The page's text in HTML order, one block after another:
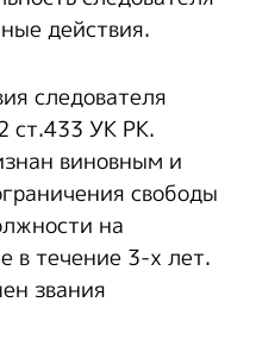
действия.
следователя
ст.433 УК РК.
виновным и
свободы
на
в течение 3-х лет.
звания